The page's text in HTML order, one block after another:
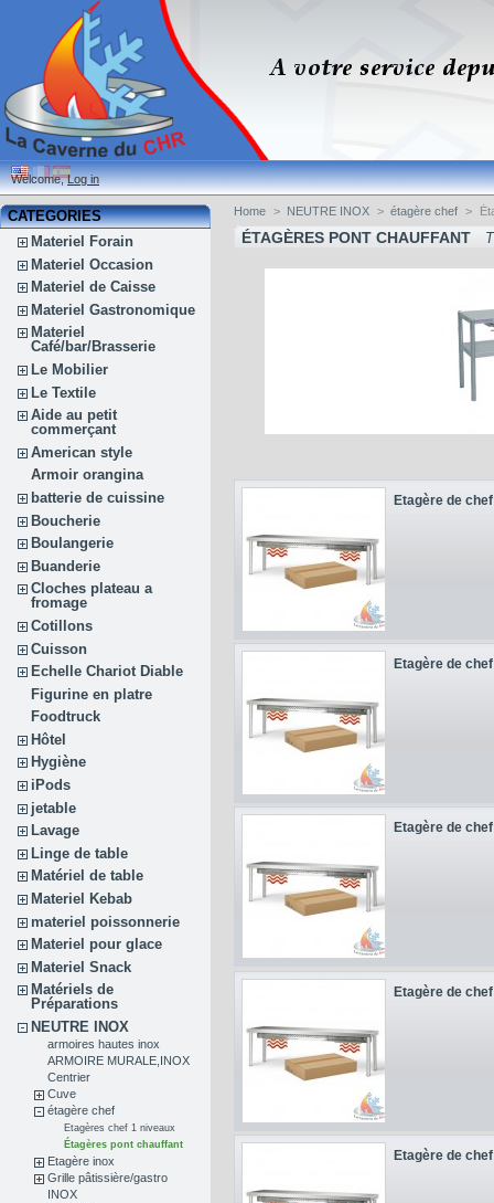
Welcome,Log in
CATEGORIES
Materiel Forain
Materiel Occasion
Materiel de Caisse
Materiel Gastronomique
Materiel
Café/bar/Brasserie
Le Mobilier
Le Textile
Aide au petit
commerçant
American style
Armoir orangina
batterie de cuissine
Boucherie
Boulangerie
Buanderie
Cloches plateau a
fromage
Cotillons
Cuisson
Echelle Chariot Diable
Figurine en platre
Foodtruck
Hôtel
Hygiène
iPods
jetable
Lavage
Linge de table
Matériel de table
Materiel Kebab
materiel poissonnerie
Materiel pour glace
Materiel Snack
Matériels de
Préparations
NEUTRE INOX
armoires hautes inox
ARMOIRE MURALE,INOX
Centrier
Cuve
étagère chef
Etagères chef 1 niveaux
Étagères pont chauffant
Etagère inox
Grille pâtissière/gastro
INOX
Home > NEUTRE INOX > étagère chef >
ÉTAGÈRES PONT CHAUFFANT
Etagère de
Etagère de
Etagère de
Etagère de
Etagère de